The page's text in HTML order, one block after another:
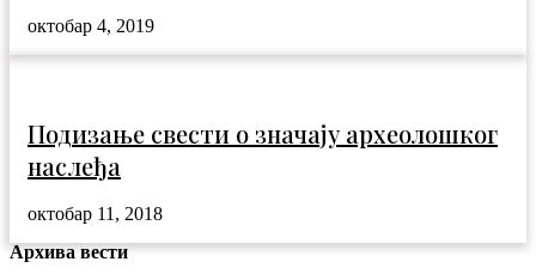
октобар 4, 2019
Подизање свести о значају археолошког
наслеђа
октобар 11, 2018
Архива вести